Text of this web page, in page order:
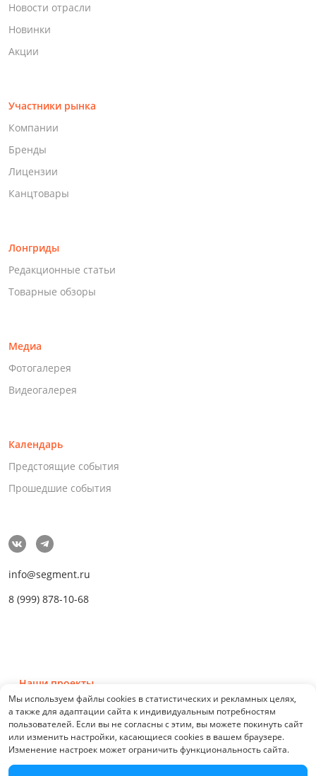
Новости отрасли
Новинки
Акции
Участники рынка
Компании
Бренды
Лицензии
Канцтовары
Лонгриды
Редакционные статьи
Товарные обзоры
Медиа
Фотогалерея
Видеогалерея
Календарь
Предстоящие события
Прошедшие события
info@segment.ru
8 (999) 878-10-68
Наши проекты
© 2026 СЕГМЕНТ. Все права защищены. 0.21076
Мы используем файлы cookies в статистических и рекламных целях,
а также для адаптации сайта к индивидуальным потребностям
пользователей. Если вы не согласны с этим, вы можете покинуть сайт
или изменить настройки, касающиеся cookies в вашем браузере.
Изменение настроек может ограничить функциональность сайта.